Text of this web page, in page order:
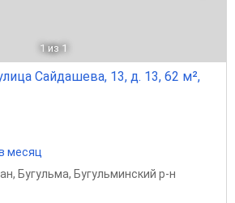
1 из 1
Сайдашева, 13, д. 13, 62 м²,
месяц
, Бугульма, Бугульминский р-н